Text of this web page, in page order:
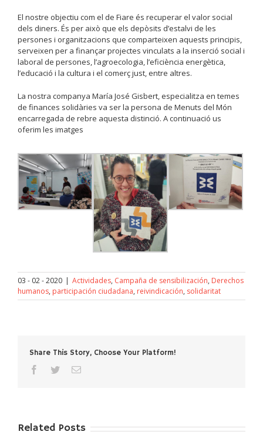
El nostre objectiu com el de Fiare és recuperar el valor social
dels diners. És per això que els depòsits d’estalvi de les
persones i organitzacions que comparteixen aquests principis,
serveixen per a finançar projectes vinculats a la inserció social i
laboral de persones, l’agroecologia, l’eficiència energètica,
l’educació i la cultura i el comerç just, entre altres.
La nostra companya María José Gisbert, especialitza en temes
de finances solidàries va ser la persona de Menuts del Món
encarregada de rebre aquesta distinció. A continuació us
oferim les imatges
03 - 02 - 2020 | Actividades, Campaña de sensibilización, Derechos
humanos, participación ciudadana, reivindicación, solidaritat
Share This Story, Choose Your Platform!
facebooktwitterEmail
Related Posts